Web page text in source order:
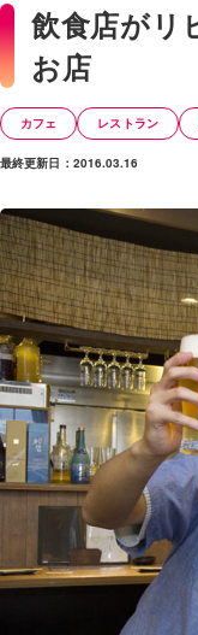
飲食店がリ
お店
カフェ レストラン
最終更新日：2016.03.16